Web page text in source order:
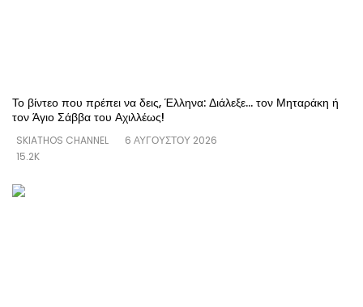
Το βίντεο που πρέπει να δεις, Έλληνα: Διάλεξε… τον Μηταράκη ή
τον Άγιο Σάββα του Αχιλλέως!
SKIATHOS CHANNEL
6 ΑΥΓΟΎΣΤΟΥ 2026
15.2K